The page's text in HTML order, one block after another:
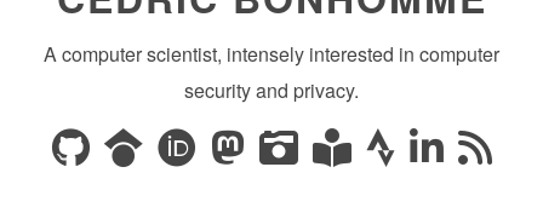
A computer scientist, intensely interested in computer
security and privacy.